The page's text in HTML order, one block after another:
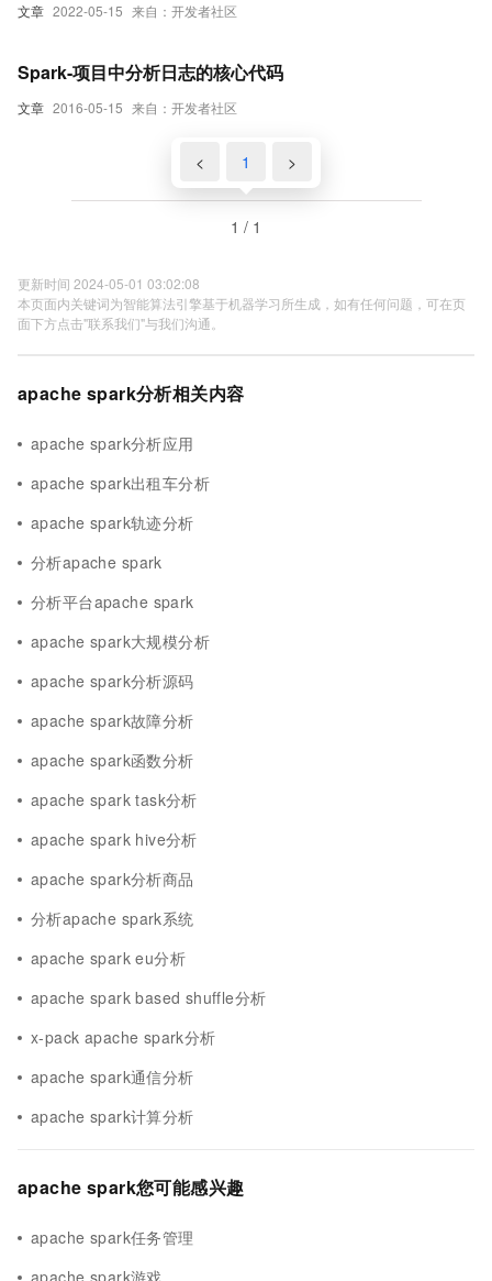
文章 2022-05-15 来自：开发者社区
文章 2016-05-15 来自：开发者社区
Spark-项目中分析日志的核心代码
< 1 >
1 / 1
更新时间 2024-05-01 03:02:08
本页面内关键词为智能算法引擎基于机器学习所生成，如有任何问题，可在页
面下方点击"联系我们"与我们沟通。
apache spark分析相关内容
apache spark分析应用
apache spark出租车分析
apache spark轨迹分析
分析apache spark
分析平台apache spark
apache spark大规模分析
apache spark分析源码
apache spark故障分析
apache spark函数分析
apache spark task分析
apache spark hive分析
apache spark分析商品
分析apache spark系统
apache spark eu分析
apache spark based shuffle分析
x-pack apache spark分析
apache spark通信分析
apache spark计算分析
apache spark您可能感兴趣
apache spark任务管理
apache spark游戏